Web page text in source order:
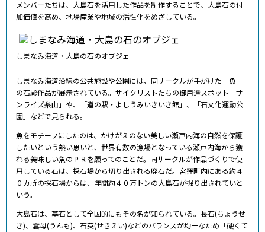
メンバーたちは、大島石を活用した作品を制作することで、大島石の付
加価値を高め、地場産業や地域の活性化をめざしている。
しまなみ海道・大島の石のオブジェ
しまなみ海道沿線の公共施設や公園には、同サークルが手がけた「魚」
の石彫作品が展示されている。サイクリストたちの御用達スポット「サ
ンライズ糸山」や、「道の駅・よしうみいきいき館」、「石文化運動公
園」などで見られる。
魚をモチーフにしたのは、かけがえのない美しい瀬戸内海の自然を保護
したいという熱い思いと、世界有数の漁場となっている瀬戸内海から獲
れる美味しい魚のＰＲを願ってのことだ。同サークルが作品づくりで使
用している石は、採石場から切り出される廃石だ。宮窪町内にある約４
０カ所の採石場からは、年間約４０万トンの大島石が掘り出されていと
いう。
大島石は、墓石として全国的にもその名が知られている。長石(ちょうせ
き)、雲母(うんも)、石英(せきえい)などのバランスが均一なため「硬くて